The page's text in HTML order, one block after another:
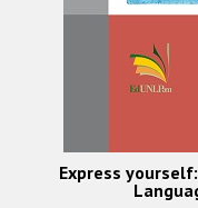
Express